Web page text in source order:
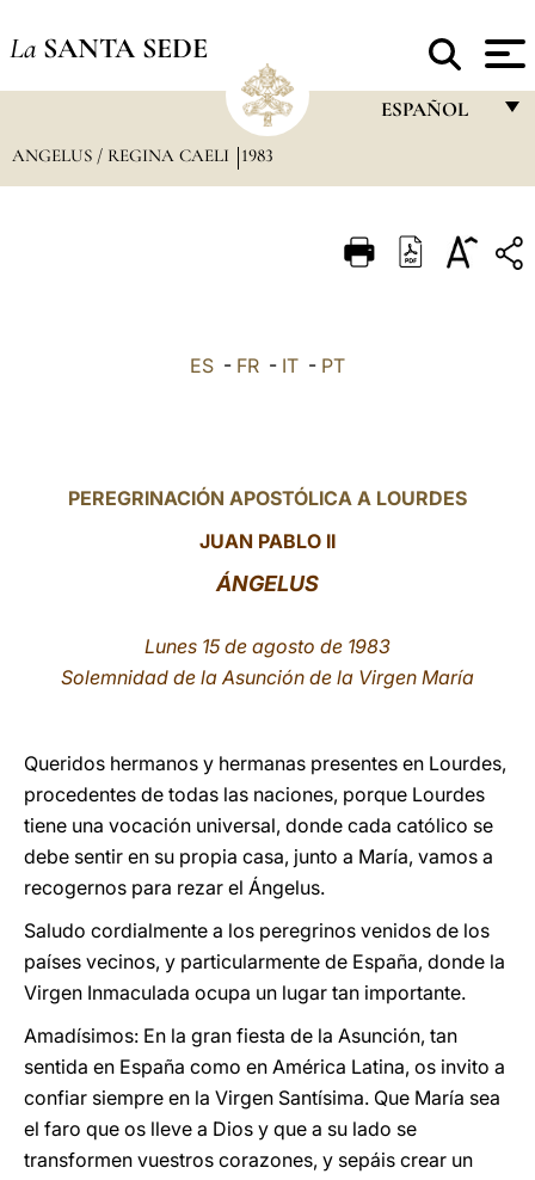
La SANTA SEDE
ESPAÑOL
ITALIANO
ANGELUS / REGINA CAELI 1983
ES - FR - IT - PT
PEREGRINACIÓN APOSTÓLICA A LOURDES
JUAN PABLO II
ÁNGELUS
Lunes 15 de agosto de 1983
Solemnidad de la Asunción de la Virgen María
Queridos hermanos y hermanas presentes en Lourdes,
procedentes de todas las naciones, porque Lourdes
tiene una vocación universal, donde cada católico se
debe sentir en su propia casa, junto a María, vamos a
recogernos para rezar el Ángelus.
Saludo cordialmente a los peregrinos venidos de los
países vecinos, y particularmente de España, donde la
Virgen Inmaculada ocupa un lugar tan importante.
Amadísimos: En la gran fiesta de la Asunción, tan
sentida en España como en América Latina, os invito a
confiar siempre en la Virgen Santísima. Que María sea
el faro que os lleve a Dios y que a su lado se
transformen vuestros corazones, y sepáis crear un